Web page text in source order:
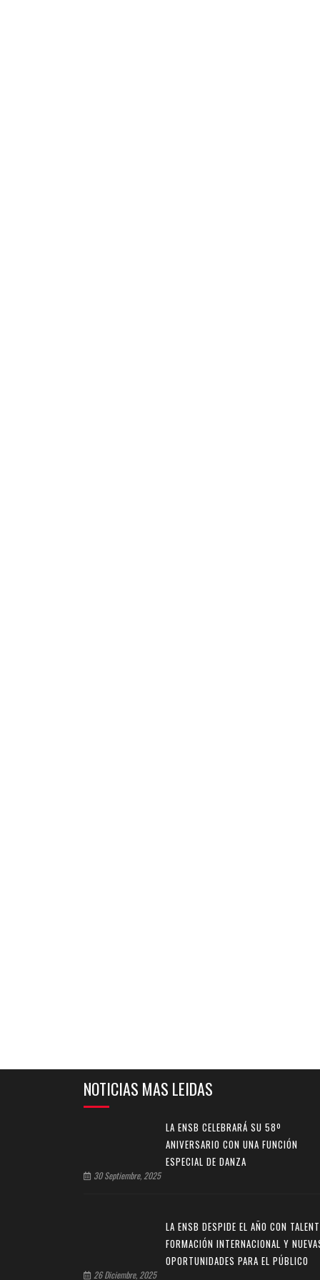
NOTICIAS MAS LEIDAS
LA ENSB CELEBRARÁ SU 58º
ANIVERSARIO CON UNA FUNCIÓN
ESPECIAL DE DANZA
30 Septiembre, 2025
LA ENSB DESPIDE EL AÑO CON
FORMACIÓN INTERNACIONAL Y
OPORTUNIDADES PARA EL PÚBLICO
26 Diciembre, 2025